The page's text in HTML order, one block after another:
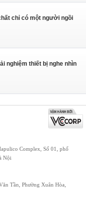
chỉ có một người ngồi
nghiệm thiết bị nghe nhìn
Complex, Số 01, phố
Nội
Tần, Phường Xuân Hòa,